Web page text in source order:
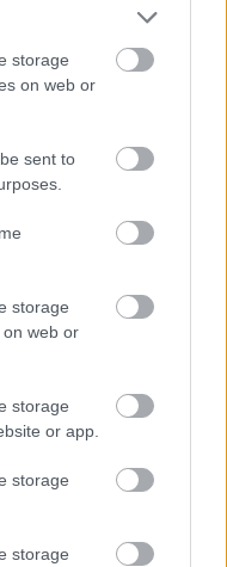
storage
on web or
sent to
storage
web or
storage
or app.
storage
storage